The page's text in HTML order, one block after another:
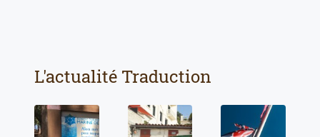
L'actualité Traduction